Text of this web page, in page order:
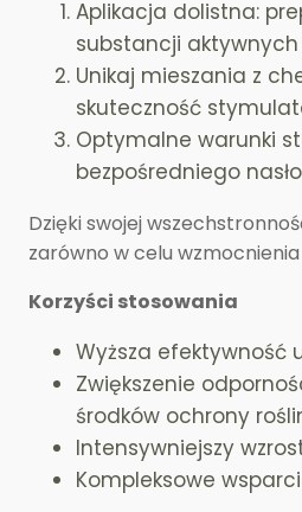
Aplikacja dolistna:
substancji
Unikaj mieszania z
skuteczność
Optymalne warunki
bezpośredniego
Dzięki swojej
zarówno w celu
Korzyści stosowania
Wyższa efektywność
Zwiększenie
środków ochrony
Intensywniejszy
Kompleksowe